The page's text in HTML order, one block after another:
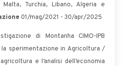
Turchia, Libano, Algeria e
01/mag/2021 - 30/apr/2025
di Montanha CIMO-IPB
sperimentazione in Agricoltura /
e l’analisi dell’economia